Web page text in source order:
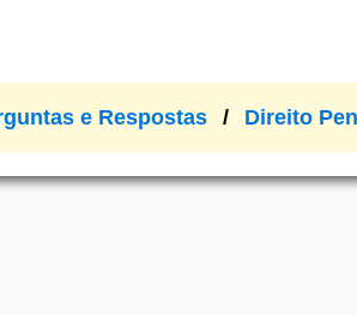
e Respostas Direito